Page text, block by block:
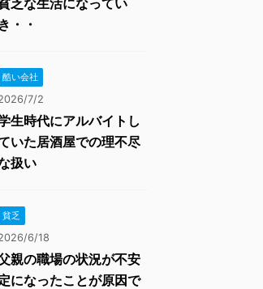
乏な生活になってい
き・・
酷い会社
7/2
生時代にアルバイトし
いた居酒屋での理不尽
扱い
貧乏
6/18
親の職場の状況が不安
になったことが原因で